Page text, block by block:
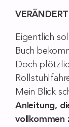
VERÄNDERT
Eigentlich
Buch
Doch
Mein Blick
Anleitung,
vollkommen